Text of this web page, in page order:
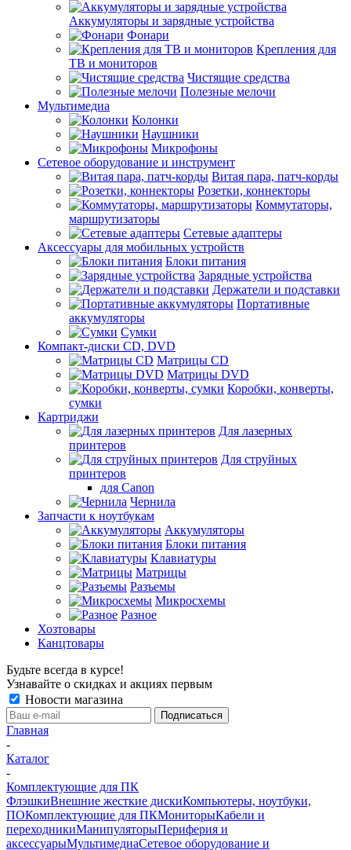
Аккумуляторы и зарядные устройства
Фонари
Крепления для
ТВ и мониторов
Чистящие средства
Полезные мелочи
Мультимедиа
Колонки
Наушники
Микрофоны
Сетевое оборудование и инструмент
Витая пара, патч-корды
Розетки, коннекторы
Коммутаторы,
маршрутизаторы
Сетевые адаптеры
Аксессуары для мобильных устройств
Блоки питания
Зарядные устройства
Держатели и подставки
Портативные
аккумуляторы
Сумки
Компакт-диски CD, DVD
Матрицы CD
Матрицы DVD
Коробки, конверты,
сумки
Картриджи
Для лазерных
принтеров
Для струйных
принтеров
для Canon
Чернила
Запчасти к ноутбукам
Аккумуляторы
Блоки питания
Клавиатуры
Матрицы
Разъемы
Микросхемы
Разное
Хозтовары
Канцтовары
Будьте всегда в курсе!
Узнавайте о скидках и акциях первым
Новости магазина
Главная
-
Каталог
-
Комплектующие для ПК
ФлэшкиВнешние жесткие дискиКомпьютеры, ноутбуки,
ПОКомплектующие для ПКМониторыКабели и
переходникиМанипуляторыПериферия и
аксессуарыМультимедиаСетевое оборудование и